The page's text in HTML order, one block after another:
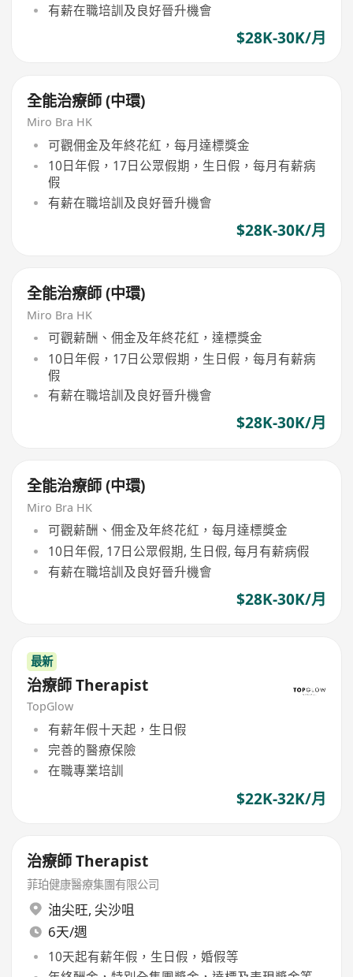
有薪在職培訓及良好晉升機會
$28K-30K/月
全能治療師 (中環)
Miro Bra HK
可觀佣金及年終花紅，每月達標獎金
10日年假，17日公眾假期，生日假，每月有薪病
假
有薪在職培訓及良好晉升機會
$28K-30K/月
全能治療師 (中環)
Miro Bra HK
可觀薪酬、佣金及年終花紅，達標獎金
10日年假，17日公眾假期，生日假，每月有薪病
假
有薪在職培訓及良好晉升機會
$28K-30K/月
全能治療師 (中環)
Miro Bra HK
可觀薪酬、佣金及年終花紅，每月達標獎金
10日年假, 17日公眾假期, 生日假, 每月有薪病假
有薪在職培訓及良好晉升機會
$28K-30K/月
最新
治療師 Therapist
TopGlow
有薪年假十天起，生日假
完善的醫療保險
在職專業培訓
$22K-32K/月
治療師 Therapist
菲珀健康醫療集團有限公司
油尖旺, 尖沙咀
6天/週
10天起有薪年假，生日假，婚假等